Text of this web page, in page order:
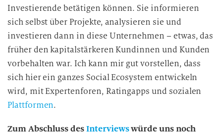
Investierende betätigen können. Sie informieren
sich selbst über Projekte, analysieren sie und
investieren dann in diese Unternehmen – etwas, das
früher den kapitalstärkeren Kundinnen und Kunden
vorbehalten war. Ich kann mir gut vorstellen, dass
sich hier ein ganzes Social Ecosystem entwickeln
wird, mit Expertenforen, Ratingapps und sozialen
Plattformen.
Zum Abschluss desInterviewswürde uns noch